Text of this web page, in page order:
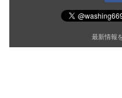
最新情報